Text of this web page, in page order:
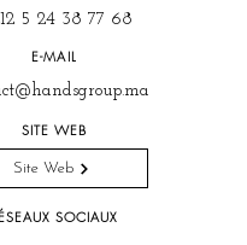
5 24 38 77 68
E-MAIL
SITE WEB
Site Web
SOCIAUX